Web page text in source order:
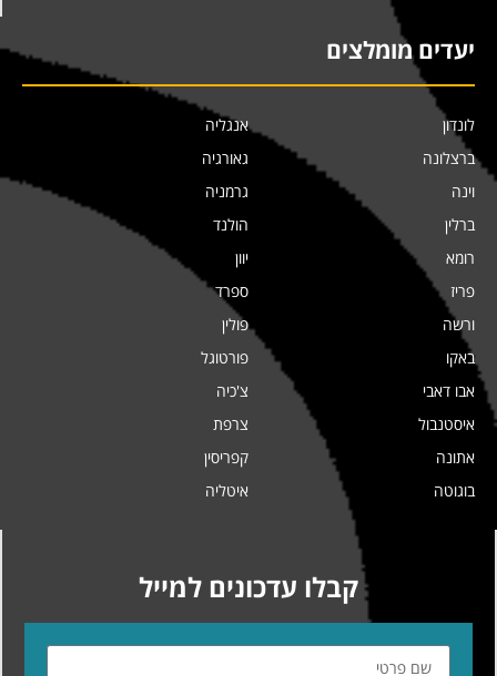
יעדים מומלצים
לונדון
ברצלונה
וינה
ברלין
רומא
פריז
ורשה
באקו
אבו דאבי
איסטנבול
אתונה
בוגוטה
אנגליה
גאורגיה
גרמניה
הולנד
יוון
ספרד
פולין
פורטוגל
צ'כיה
צרפת
קפריסין
איטליה
קבלו עדכונים למייל